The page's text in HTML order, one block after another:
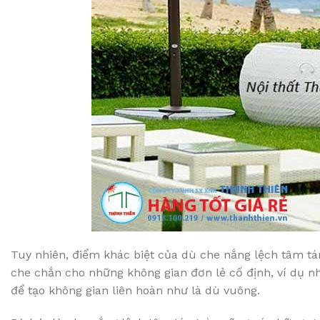
Tuy nhiên, điểm khác biệt của dù che nắng lệch tâm
che chắn cho những không gian đơn lẻ cố định, ví dụ
để tạo không gian liên hoàn như là dù vuông.